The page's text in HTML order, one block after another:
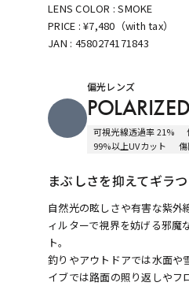
LENS COLOR :SMOKE
PRICE :¥7,480（with tax）
JAN : 4580274171843
偏光レンズ
可視光線透過率 21%
99%以上UVカット
まぶしさを抑えてギラ
自然光の眩しさや有害な紫外
ィルターで視界を妨げる邪魔
ト。
釣りやアウトドアでは水面や
イブでは路面の照り返しやフ